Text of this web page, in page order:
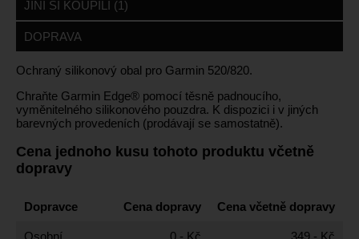
JINÍ SI KOUPILI (1)
DOPRAVA
Ochraný silikonový obal pro Garmin 520/820.
Chraňte Garmin Edge® pomocí těsně padnoucího,
vyměnitelného silikonového pouzdra. K dispozici i v jiných
barevných provedeních (prodávají se samostatně).
Cena jednoho kusu tohoto produktu včetně
dopravy
Dopravce Cena dopravy Cena včetně dopravy
Osobní
0,- Kč 349,- Kč